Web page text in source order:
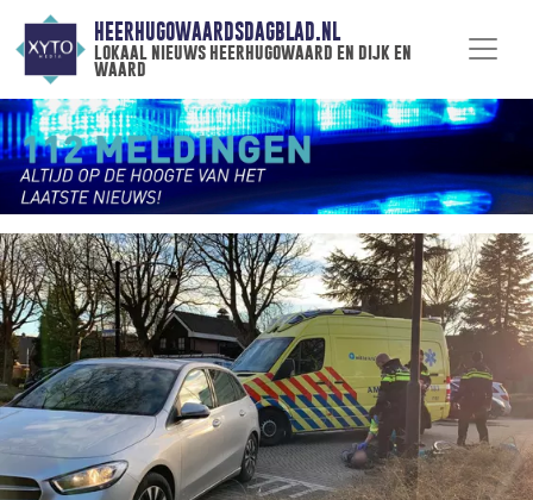
HEERHUGOWAARDSDAGBLAD.NL
lokaal nieuws heerhugowaard en dijk en
waard